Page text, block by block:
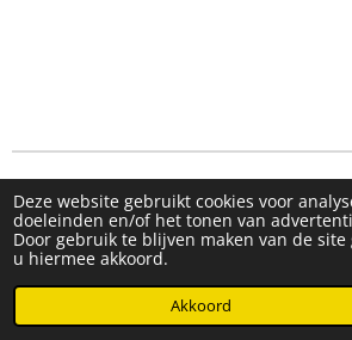
Deze website gebruikt cookies voor
doeleinden en/of het tonen van
Door gebruik te blijven maken van de site
u hiermee akkoord.
Akkoord
© 2023 - 2026 Live & Shine
Powered byJouwWeb
Telefoonnummer